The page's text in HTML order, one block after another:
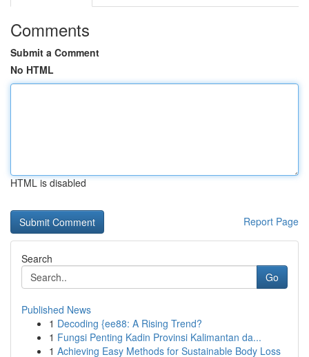
Comments
Submit a Comment
No HTML
HTML is disabled
Report Page
Search
Go
Published News
1 Decoding {ee88: A Rising Trend?
1 Fungsi Penting Kadin Provinsi Kalimantan da...
1 Achieving Easy Methods for Sustainable Body Loss